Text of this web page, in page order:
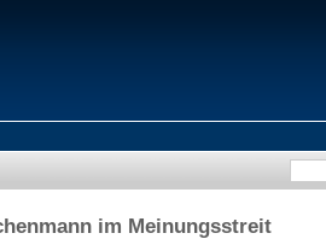
im Meinungsstreit